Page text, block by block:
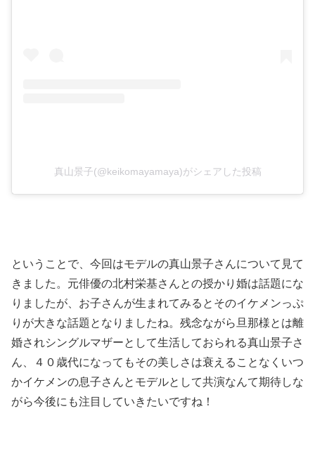
真山景子(@keikomayamaya)がシェアした投稿
ということで、今回はモデルの真山景子さんについて見て
きました。元俳優の北村栄基さんとの授かり婚は話題にな
りましたが、お子さんが生まれてみるとそのイケメンっぷ
りが大きな話題となりましたね。残念ながら旦那様とは離
婚されシングルマザーとして生活しておられる真山景子さ
ん、４０歳代になってもその美しさは衰えることなくいつ
かイケメンの息子さんとモデルとして共演なんて期待しな
がら今後にも注目していきたいですね！